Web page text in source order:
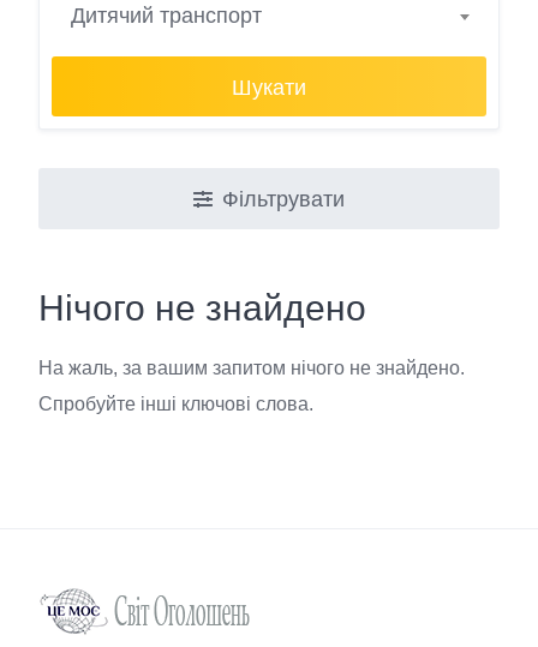
Дитячий транспорт
Шукати
Фільтрувати
Нічого не знайдено
На жаль, за вашим запитом нічого не знайдено.
Спробуйте інші ключові слова.